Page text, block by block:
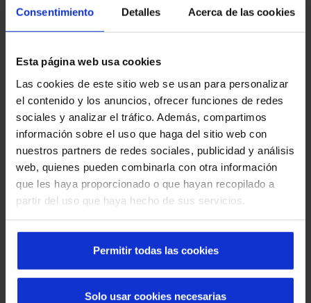
Consentimiento Detalles Acerca de las cookies
Esta página web usa cookies
Las cookies de este sitio web se usan para personalizar
el contenido y los anuncios, ofrecer funciones de redes
sociales y analizar el tráfico. Además, compartimos
información sobre el uso que haga del sitio web con
nuestros partners de redes sociales, publicidad y análisis
web, quienes pueden combinarla con otra información
que les haya proporcionado o que hayan recopilado a
partir del uso que haya hecho de sus servicios.
Permitir todas las cookies
Solo usar cookies necesarias
Découvrez les portes automatiques Manusa
dans les quartiers de Barcelone
Que faire en cas de panne d'une porte rapide :